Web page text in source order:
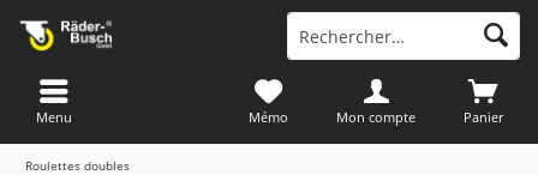
Panier
Mémo Mon compte
Menu
Roulettes doubles